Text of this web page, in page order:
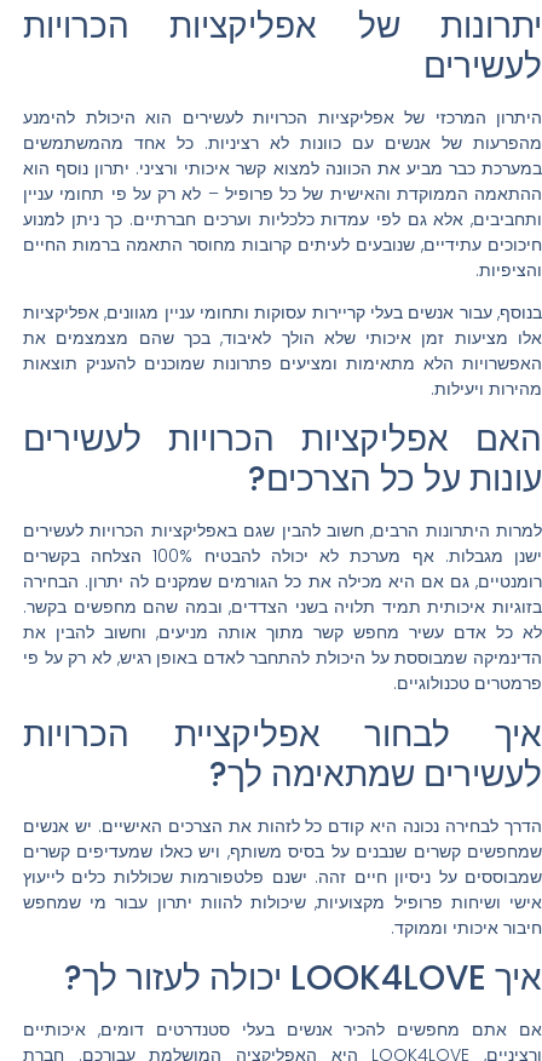
יתרונות של אפליקציות הכרויות
לעשירים
היתרון המרכזי של אפליקציות הכרויות לעשירים הוא היכולת להימנע
מהפרעות של אנשים עם כוונות לא רציניות. כל אחד מהמשתמשים
במערכת כבר מביע את הכוונה למצוא קשר איכותי ורציני. יתרון נוסף הוא
ההתאמה הממוקדת והאישית של כל פרופיל – לא רק על פי תחומי עניין
ותחביבים, אלא גם לפי עמדות כלכליות וערכים חברתיים. כך ניתן למנוע
חיכוכים עתידיים, שנובעים לעיתים קרובות מחוסר התאמה ברמות החיים
והציפיות.
בנוסף, עבור אנשים בעלי קריירות עסוקות ותחומי עניין מגוונים, אפליקציות
אלו מציעות זמן איכותי שלא הולך לאיבוד, בכך שהם מצמצמים את
האפשרויות הלא מתאימות ומציעים פתרונות שמוכנים להעניק תוצאות
מהירות ויעילות.
האם אפליקציות הכרויות לעשירים
עונות על כל הצרכים?
למרות היתרונות הרבים, חשוב להבין שגם באפליקציות הכרויות לעשירים
ישנן מגבלות. אף מערכת לא יכולה להבטיח 100% הצלחה בקשרים
רומנטיים, גם אם היא מכילה את כל הגורמים שמקנים לה יתרון. הבחירה
בזוגיות איכותית תמיד תלויה בשני הצדדים, ובמה שהם מחפשים בקשר.
לא כל אדם עשיר מחפש קשר מתוך אותה מניעים, וחשוב להבין את
הדינמיקה שמבוססת על היכולת להתחבר לאדם באופן רגיש, לא רק על פי
פרמטרים טכנולוגיים.
איך לבחור אפליקציית הכרויות
לעשירים שמתאימה לך?
הדרך לבחירה נכונה היא קודם כל לזהות את הצרכים האישיים. יש אנשים
שמחפשים קשרים שנבנים על בסיס משותף, ויש כאלו שמעדיפים קשרים
שמבוססים על ניסיון חיים זהה. ישנם פלטפורמות שכוללות כלים לייעוץ
אישי ושיחות פרופיל מקצועיות, שיכולות להוות יתרון עבור מי שמחפש
חיבור איכותי וממוקד.
איך LOOK4LOVE יכולה לעזור לך?
אם אתם מחפשים להכיר אנשים בעלי סטנדרטים דומים, איכותיים
ורציניים, LOOK4LOVE היא האפליקציה המושלמת עבורכם. חברת